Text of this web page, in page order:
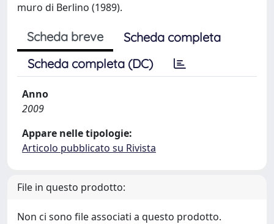
muro di Berlino (1989).
Scheda breve
Scheda completa
Scheda completa (DC)
Anno
2009
Appare nelle tipologie:
Articolo pubblicato su Rivista
File in questo prodotto:
Non ci sono file associati a questo prodotto.